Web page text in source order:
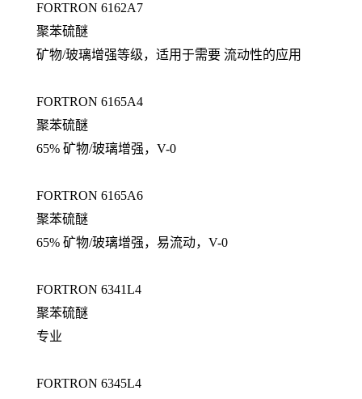
FORTRON 6162A7
聚苯硫醚
矿物/玻璃增强等级，适用于需要 流动性的应用
FORTRON 6165A4
聚苯硫醚
65% 矿物/玻璃增强，V-0
FORTRON 6165A6
聚苯硫醚
65% 矿物/玻璃增强，易流动，V-0
FORTRON 6341L4
聚苯硫醚
专业
FORTRON 6345L4